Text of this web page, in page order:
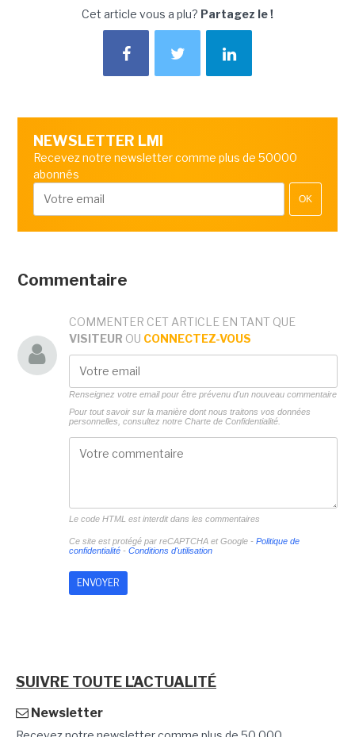
Cet article vous a plu? Partagez le !
NEWSLETTER LMI
Recevez notre newsletter comme plus de 50000
abonnés
OK
Commentaire
COMMENTER CET ARTICLE EN TANT QUE
VISITEUR OU CONNECTEZ-VOUS
Renseignez votre email pour être prévenu d'un nouveau commentaire
Pour tout savoir sur la manière dont nous traitons vos données
personnelles, consultez notre Charte de Confidentialité.
Le code HTML est interdit dans les commentaires
Ce site est protégé par reCAPTCHA et Google - Politique de
confidentialité- Conditions d'utilisation
SUIVRE TOUTE L'ACTUALITÉ
Newsletter